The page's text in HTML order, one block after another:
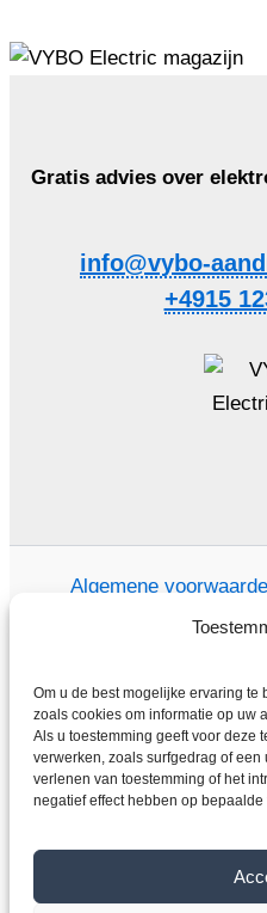
Om u de best mogelijke ervaring
zoals cookies om informatie op uw
Als u toestemming geeft voor deze
verwerken, zoals surfgedrag of
verlenen van toestemming of het
negatief effect hebben op
Gratis advies over
info@vybo-
+4915
Algemene